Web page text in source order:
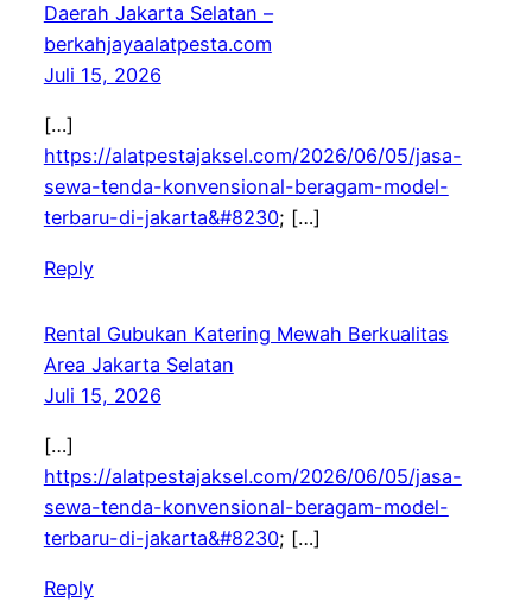
Daerah Jakarta Selatan –
berkahjayaalatpesta.com
Juli 15, 2026
[…]
https://alatpestajaksel.com/2026/06/05/jasa-
sewa-tenda-konvensional-beragam-model-
terbaru-di-jakarta&#8230; […]
Reply
Rental Gubukan Katering Mewah Berkualitas
Area Jakarta Selatan
Juli 15, 2026
[…]
https://alatpestajaksel.com/2026/06/05/jasa-
sewa-tenda-konvensional-beragam-model-
terbaru-di-jakarta&#8230; […]
Reply